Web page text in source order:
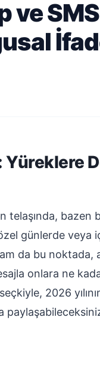
Yüreklere
telaşında,
günlerde
da bu noktada,
onlara ne
2026